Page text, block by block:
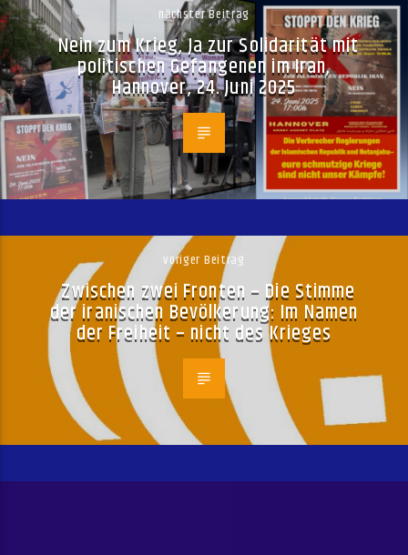
nächster Beitrag
Nein zum Krieg, Ja zur Solidarität mit
politischen Gefangenen im Iran,
Hannover, 24. Juni 2025
voriger Beitrag
Zwischen zwei Fronten – Die Stimme
der iranischen Bevölkerung: Im Namen
der Freiheit – nicht des Krieges